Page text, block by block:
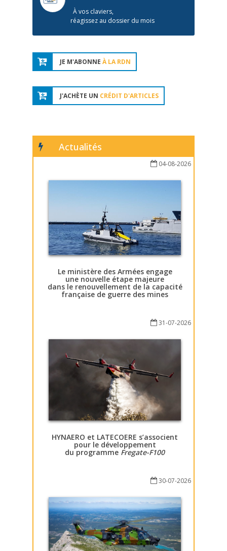
À vos claviers,
réagissez au dossier du mois
JE M'ABONNE À LA RDN
J'ACHÈTE UN CRÉDIT D'ARTICLES
Actualités
04-08-2026
Le ministère des Armées engage
une nouvelle étape majeure
dans le renouvellement de la capacité
française de guerre des mines
31-07-2026
HYNAERO et LATECOERE s’associent
pour le développement
du programme Fregate-F100
30-07-2026